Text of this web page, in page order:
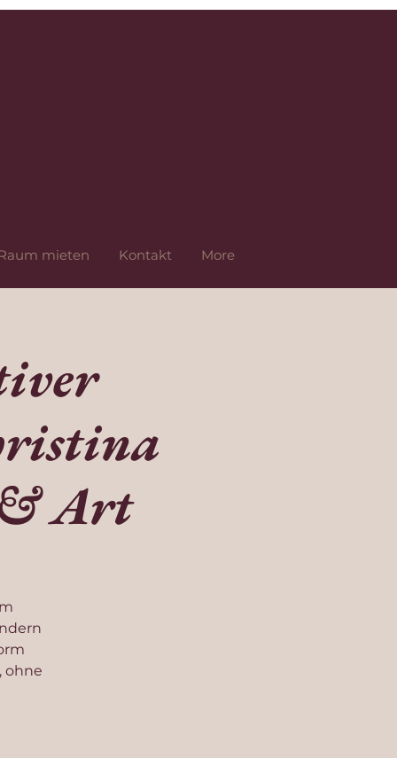
mieten Kontakt More
Art
ohne